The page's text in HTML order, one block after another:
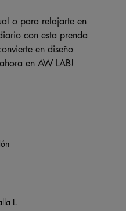
o para relajarte en
con esta prenda
en diseño
en AW LAB!
L.